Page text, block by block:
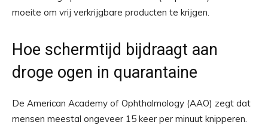
moeite om vrij verkrijgbare producten te krijgen.
Hoe schermtijd bijdraagt ​​aan
droge ogen in quarantaine
De American Academy of Ophthalmology (AAO) zegt dat
mensen meestal ongeveer 15 keer per minuut knipperen.